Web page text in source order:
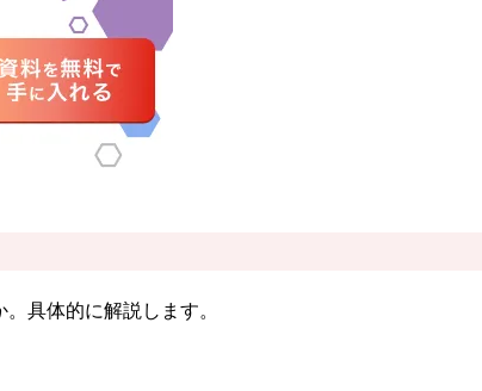
具体的に解説します。